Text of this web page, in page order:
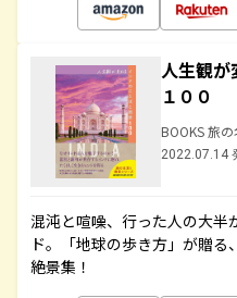
人生観が
１００
BOOKS 旅
2022.07.14
混沌と喧噪、行った人の大半
ド。「地球の歩き方」が贈
絶景集！